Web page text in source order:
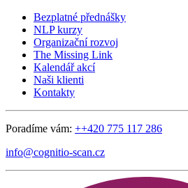
Bezplatné přednášky
NLP kurzy
Organizační rozvoj
The Missing Link
Kalendář akcí
Naši klienti
Kontakty
Poradíme vám: ++420 775 117 286
info@cognitio-scan.cz